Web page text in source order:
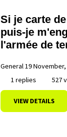
Si je carte
puis-je
l'armée de
General19 November,
1 replies
527
VIEW DETAILS